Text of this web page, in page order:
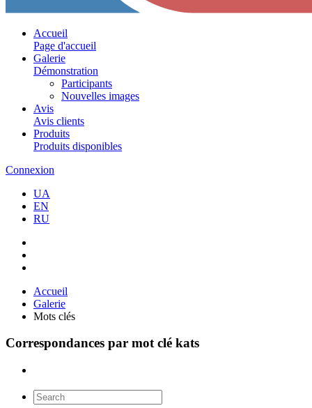
Accueil
Page d'accueil
Galerie
Démonstration
Participants
Nouvelles images
Avis
Avis clients
Produits
Produits disponibles
Connexion
UA
EN
RU
Accueil
Galerie
Mots clés
Correspondances par mot clé kats